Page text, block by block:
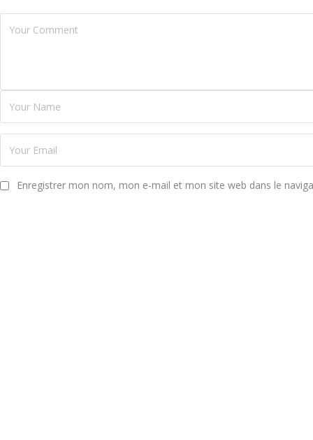
Enregistrer mon nom, mon e-mail et mon site web dans le